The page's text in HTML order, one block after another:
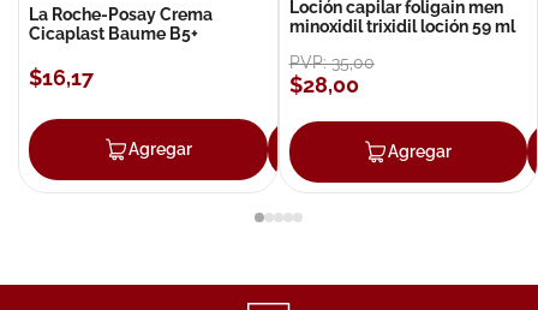
La Roche-Posay Crema
Cicaplast Baume B5+
$16,17
Agregar Agregar
Loción capilar foligain men
minoxidil trixidil loción 59 ml
PVP:35,00
$28,00
Agregar